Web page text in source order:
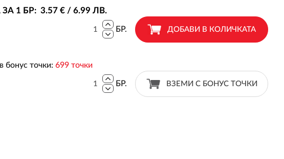
1 БР: 3.57€ / 6.99 ЛВ.
БР. ДОБАВИ В КОЛИЧКАТА
бонус точки: 699 точки
БР. ВЗЕМИ С БОНУС ТОЧКИ